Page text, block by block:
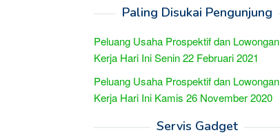
Paling Disukai Pengunjung
Peluang Usaha Prospektif dan Lowongan
Kerja Hari Ini Senin 22 Februari 2021
Peluang Usaha Prospektif dan Lowongan
Kerja Hari Ini Kamis 26 November 2020
Servis Gadget